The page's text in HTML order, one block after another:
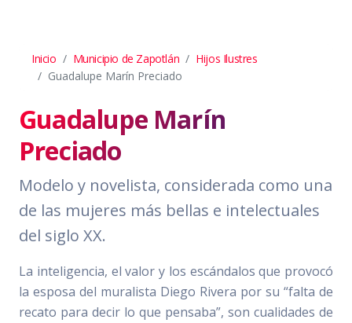
Inicio Municipio de Zapotlán
Hijos Ilustres
Guadalupe Marín Preciado
Guadalupe Marín
Preciado
Modelo y novelista, considerada como una
de las mujeres más bellas e intelectuales
del siglo XX.
La inteligencia, el valor y los escándalos que provocó
la esposa del muralista Diego Rivera por su “falta de
recato para decir lo que pensaba”, son cualidades de